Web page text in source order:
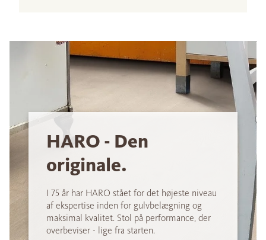
HARO - Den
originale.
I 75 år har HARO stået for det højeste niveau
af ekspertise inden for gulvbelægning og
maksimal kvalitet. Stol på performance, der
overbeviser - lige fra starten.